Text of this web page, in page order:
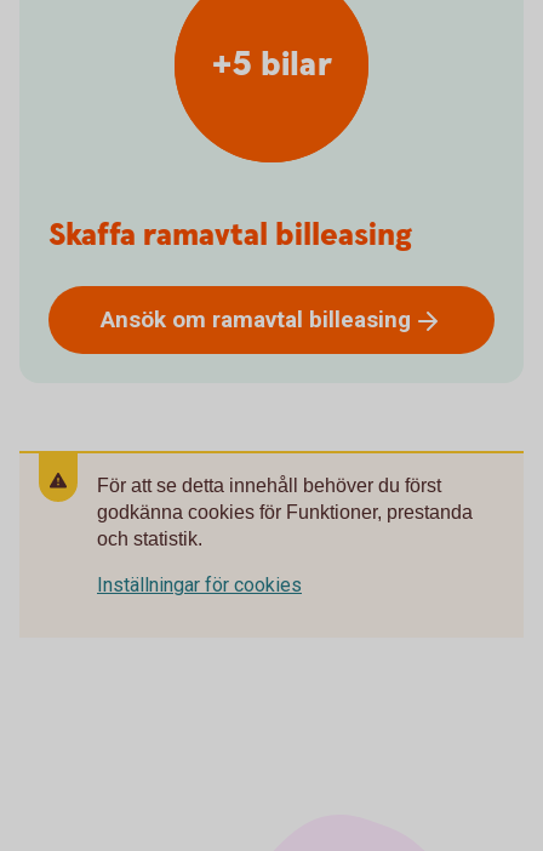
Skaffa ramavtal billeasing
Ansök om ramavtal billeasing
+5 bilar
För att se detta innehåll behöver du först
godkänna cookies för Funktioner, prestanda
och statistik.
Inställningar för cookies